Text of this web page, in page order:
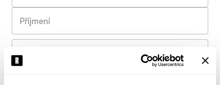
Příjmení
Ulice